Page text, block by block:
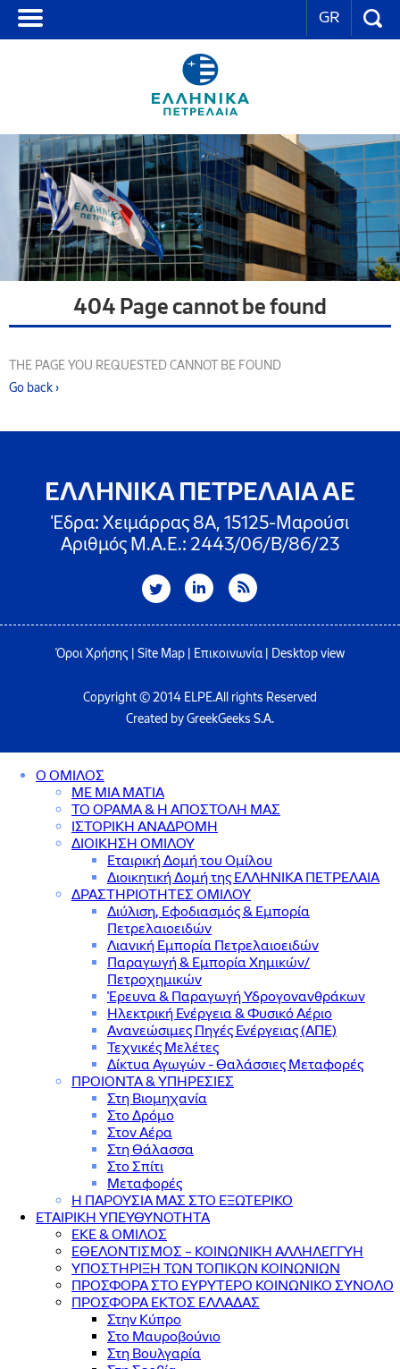
GR
404 Page cannot be found
THE PAGE YOU REQUESTED CANNOT BE FOUND
Go back ›
ΕΛΛΗΝΙΚΑ ΠΕΤΡΕΛΑΙΑ ΑΕ
Έδρα: Χειμάρρας 8A, 15125-Μαρούσι
Αριθμός Μ.Α.Ε.: 2443/06/Β/86/23
Όροι Χρήσης Site Map Επικοινωνία| Desktop view
Copyright © 2014 ELPE.All rights Reserved
Created by GreekGeeks S.A.
Ο ΟΜΙΛΟΣ
ΜΕ ΜΙΑ ΜΑΤΙΑ
ΤΟ ΟΡΑΜΑ & Η ΑΠΟΣΤΟΛΗ ΜΑΣ
ΙΣΤΟΡΙΚΗ ΑΝΑΔΡΟΜΗ
ΔΙΟΙΚΗΣΗ ΟΜΙΛΟΥ
Εταιρική Δομή του Ομίλου
Διοικητική Δομή της ΕΛΛΗΝΙΚΑ ΠΕΤΡΕΛΑΙΑ
ΔΡΑΣΤΗΡΙΟΤΗΤΕΣ ΟΜΙΛΟΥ
Διύλιση, Εφοδιασμός & Εμπορία
Πετρελαιοειδών
Λιανική Εμπορία Πετρελαιοειδών
Παραγωγή & Εμπορία Χημικών/
Πετροχημικών
Έρευνα & Παραγωγή Υδρογονανθράκων
Ηλεκτρική Ενέργεια & Φυσικό Αέριο
Ανανεώσιμες Πηγές Ενέργειας (ΑΠΕ)
Τεχνικές Μελέτες
Δίκτυα Αγωγών - Θαλάσσιες Μεταφορές
ΠΡΟΙΟΝΤΑ & YΠΗΡΕΣΙΕΣ
Στη Βιομηχανία
Στο Δρόμο
Στον Αέρα
Στη Θάλασσα
Στο Σπίτι
Μεταφορές
Η ΠΑΡΟΥΣΙΑ ΜΑΣ ΣΤΟ ΕΞΩΤΕΡΙΚΟ
ΕΤΑΙΡΙΚΗ ΥΠΕΥΘΥΝΟΤΗΤΑ
ΕΚΕ & ΟΜΙΛΟΣ
ΕΘΕΛΟΝΤΙΣΜΟΣ – ΚΟΙΝΩΝΙΚΗ ΑΛΛΗΛΕΓΓΥΗ
ΥΠΟΣΤΗΡΙΞΗ ΤΩΝ ΤΟΠΙΚΩΝ ΚΟΙΝΩΝΙΩΝ
ΠΡΟΣΦΟΡΑ ΣΤΟ ΕΥΡΥΤΕΡΟ ΚΟΙΝΩΝΙΚΟ ΣΥΝΟΛΟ
ΠΡΟΣΦΟΡΑ ΕΚΤΟΣ ΕΛΛΑΔΑΣ
Στην Κύπρο
Στο Μαυροβούνιο
Στη Βουλγαρία